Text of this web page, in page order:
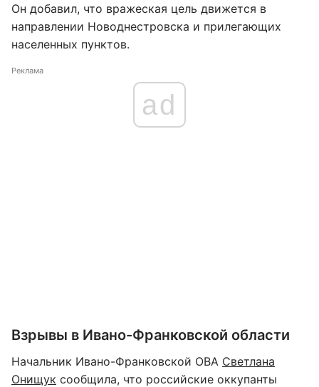
Он добавил, что вражеская цель движется в
направлении Новоднестровска и прилегающих
населенных пунктов.
Реклама
ad
Взрывы в Ивано-Франковской области
Начальник Ивано-Франковской ОВА Светлана
Онищук сообщила, что российские оккупанты